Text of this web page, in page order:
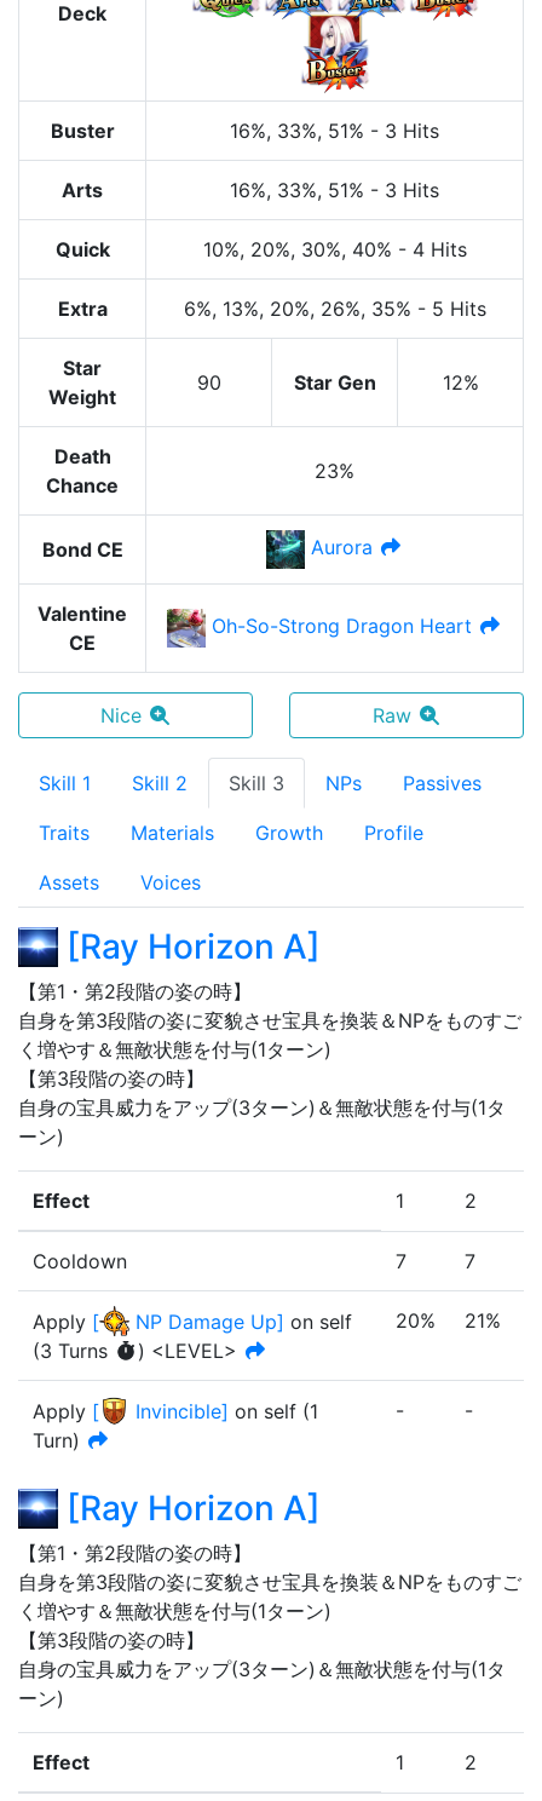
Deck
Buster 16%, 33%, 51% - 3 Hits
Arts 16%, 33%, 51% - 3 Hits
Quick 10%, 20%, 30%, 40% - 4 Hits
Extra 6%, 13%, 20%, 26%, 35% - 5 Hits
Star
Weight
90 Star Gen 12%
Death
Chance
23%
Bond CE Aurora
Valentine
CE
Oh-So-Strong Dragon Heart
Nice Raw
Skill 1 Skill 2 Skill 3 NPs Passives
Traits Materials Growth Profile
Assets Voices
[Ray Horizon A]
【第1・第2段階の姿の時】
自身を第3段階の姿に変貌させ宝具を換装＆NPをものすご
く増やす＆無敵状態を付与(1ターン)
【第3段階の姿の時】
自身の宝具威力をアップ(3ターン)＆無敵状態を付与(1タ
ーン)
Effect 1 2
Cooldown 7 7
Apply [ NP Damage Up] on self
(3 Turns ) <LEVEL>
20% 21%
Apply [ Invincible] on self (1
Turn)
- -
[Ray Horizon A]
【第1・第2段階の姿の時】
自身を第3段階の姿に変貌させ宝具を換装＆NPをものすご
く増やす＆無敵状態を付与(1ターン)
【第3段階の姿の時】
自身の宝具威力をアップ(3ターン)＆無敵状態を付与(1タ
ーン)
Effect 1 2